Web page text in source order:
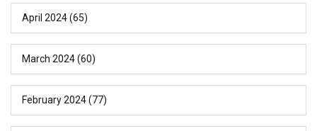
April 2024(65)
March 2024(60)
February 2024(77)